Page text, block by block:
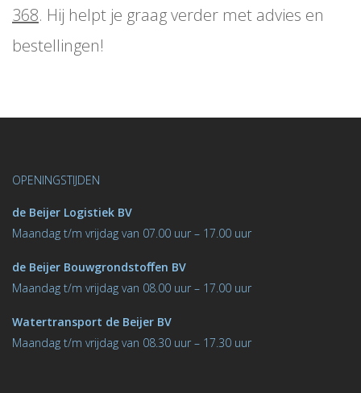
368. Hij helpt je graag verder met advies en
bestellingen!
OPENINGSTIJDEN
de Beijer Logistiek BV
Maandag t/m vrijdag van 07.00 uur – 17.00 uur
de Beijer Bouwgrondstoﬀen BV
Maandag t/m vrijdag van 08.00 uur – 17.00 uur
Watertransport de Beijer BV
Maandag t/m vrijdag van 08.30 uur – 17.30 uur